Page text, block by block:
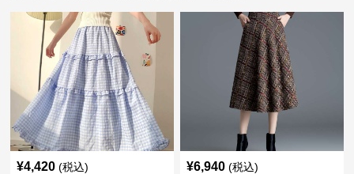
¥4,420 (税込) ¥6,940 (税込)